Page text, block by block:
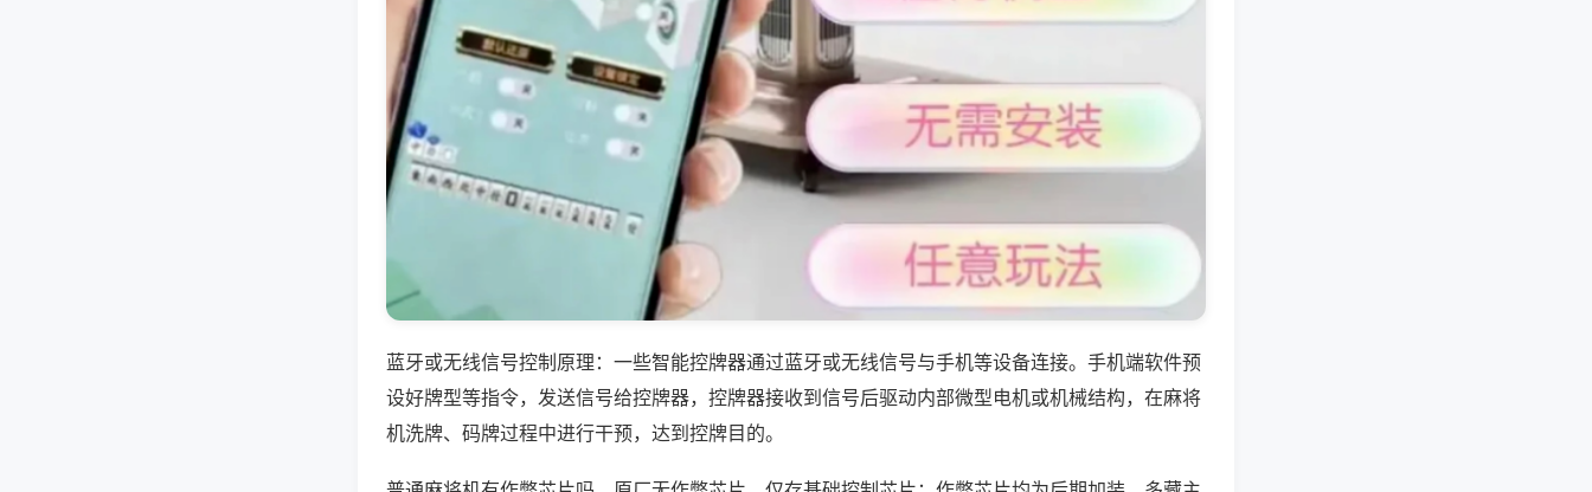
蓝牙或无线信号控制原理：一些智能控牌器通过蓝牙或无线信号与手机等设备连接。手机端软件预
设好牌型等指令，发送信号给控牌器，控牌器接收到信号后驱动内部微型电机或机械结构，在麻将
机洗牌、码牌过程中进行干预，达到控牌目的。